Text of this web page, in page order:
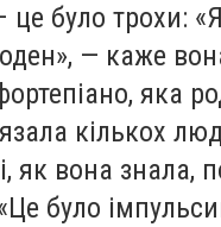
це було трохи:
— каже
яка
кількох
як вона знала,
було